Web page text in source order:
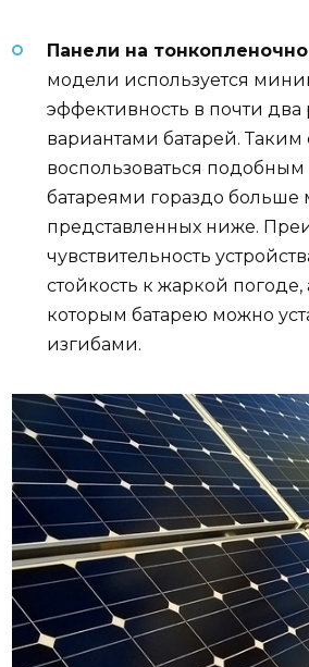
Панели на
модели используется
эффективность в почти
вариантами батарей.
воспользоваться
батареями гораздо
представленных ниже.
чувствительность
стойкость к жаркой погоде,
которым батарею можно
изгибами.